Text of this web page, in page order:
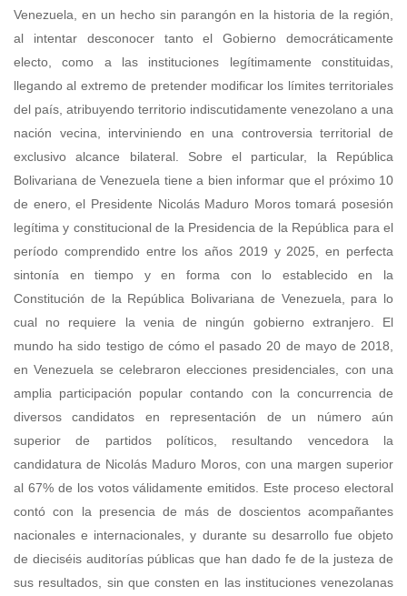
Venezuela, en un hecho sin parangón en la historia de la región,
al intentar desconocer tanto el Gobierno democráticamente
electo, como a las instituciones legítimamente constituidas,
llegando al extremo de pretender modificar los límites territoriales
del país, atribuyendo territorio indiscutidamente venezolano a una
nación vecina, interviniendo en una controversia territorial de
exclusivo alcance bilateral.
Sobre el particular, la República
Bolivariana de Venezuela tiene a bien informar que el próximo 10
de enero, el Presidente Nicolás Maduro Moros tomará posesión
legítima y constitucional de la Presidencia de la República para el
período comprendido entre los años 2019 y 2025, en perfecta
sintonía en tiempo y en forma con lo establecido en la
Constitución de la República Bolivariana de Venezuela, para lo
cual no requiere la venia de ningún gobierno extranjero. El
mundo ha sido testigo de cómo el pasado 20 de mayo de 2018,
en Venezuela se celebraron elecciones presidenciales, con una
amplia participación popular contando con la concurrencia de
diversos candidatos en representación de un número aún
superior de partidos políticos, resultando vencedora la
candidatura de Nicolás Maduro Moros, con una margen superior
al 67% de los votos válidamente emitidos. Este proceso electoral
contó con la presencia de más de doscientos acompañantes
nacionales e internacionales, y durante su desarrollo fue objeto
de dieciséis auditorías públicas que han dado fe de la justeza de
sus resultados, sin que consten en las instituciones venezolanas